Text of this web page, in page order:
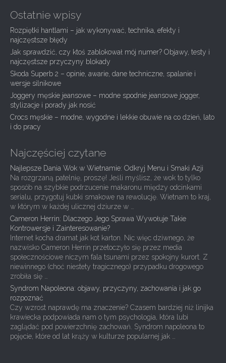
n
a
v
i
g
a
t
i
o
Ostatnie wpisy
Rozpiętki hantlami – jak wykonywać, technika, efekty i
najczęstsze błędy
Jak sprawdzić, czy ktoś zablokował mój numer? Objawy, testy i
najczęstsze przyczyny blokady
Skoda Superb 2 – opinie, awarie, dane techniczne, spalanie i
wersje silnikowe
Joggery męskie jeansowe – modne spodnie jeansowe jogger,
stylizacje i porady jak nosić
Crocs męskie – modne, wygodne i lekkie obuwie na co dzień, lato
i do pracy
Najczęściej czytane
Najlepsze Dania Wok w Wietnamie: Odkryj Menu i Smaki Azji
Na rozgrzaną patelnię, proszę! Jeśli myślisz, że wok to tylko
sposób na szybkie podrzucenie makaronu między odcinkami
serialu, przygotuj kubki smakowe na rewolucję. Wietnam to kraj,
w którym w każdej ulicznej dziurze w …
Cameron Herrin: Dlaczego Jego Sprawa Wywołuje Takie
Kontrowersje i Zainteresowanie?
Internet kocha dramat jak kot karton. Nic więc dziwnego, że
nazwisko Cameron Herrin przetoczyło się przez media
społecznościowe niczym fala tsunami przez spokojny kurort. Z
niewinnego (choć niestety tragicznego) przypadku drogowego
zrobiła się …
Syndrom Napoleona: objawy, przyczyny, zachowania i jak go
rozpoznać
Czy wzrost naprawdę ma znaczenie? Czasem bardziej niż linijka
krawiecka podpowiada nam o tym psychologia, która lubi
zaglądać pod powierzchnię zachowań. Syndrom napoleona to
pojęcie, które od lat krąży w kulturze popularnej jak …